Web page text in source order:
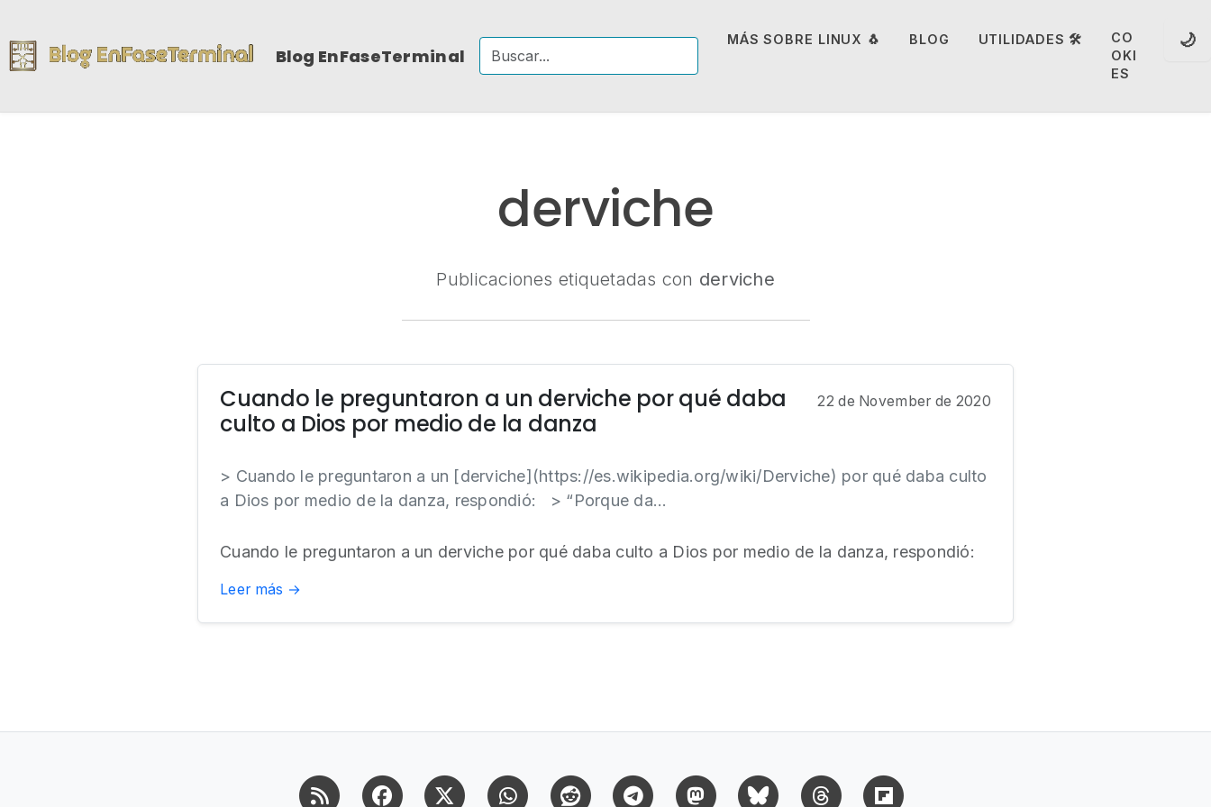
Blog EnFaseTerminal
MÁS SOBRE LINUX 🐧 BLOG UTILIDADES 🛠️
CO
OKI
ES
🌙
derviche
Publicaciones etiquetadas con derviche
Cuando le preguntaron a un derviche por qué daba
culto a Dios por medio de la danza
22 de November de 2020
> Cuando le preguntaron a un [derviche](https://es.wikipedia.org/wiki/Derviche) por qué daba culto
a Dios por medio de la danza, respondió: > “Porque da...
Cuando le preguntaron a un derviche por qué daba culto a Dios por medio de la danza, respondió:
Leer más →
RSS FacebookX (Twitter)WhatsappReddit Telegram MastodonBluesky Threads